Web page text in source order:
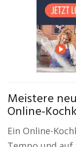
Meistere
Online-
Ein Online-